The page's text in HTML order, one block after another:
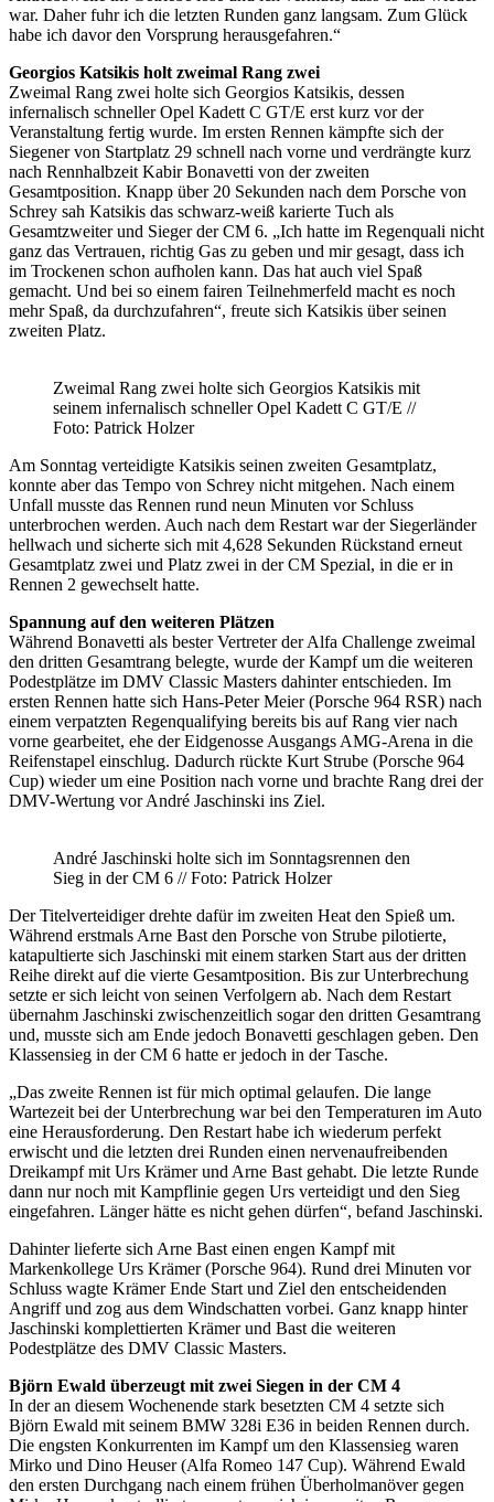
war. Daher fuhr ich die letzten Runden ganz langsam. Zum Glück
habe ich davor den Vorsprung herausgefahren.“
Georgios Katsikis holt zweimal Rang zwei
Zweimal Rang zwei holte sich Georgios Katsikis, dessen
infernalisch schneller Opel Kadett C GT/E erst kurz vor der
Veranstaltung fertig wurde. Im ersten Rennen kämpfte sich der
Siegener von Startplatz 29 schnell nach vorne und verdrängte kurz
nach Rennhalbzeit Kabir Bonavetti von der zweiten
Gesamtposition. Knapp über 20 Sekunden nach dem Porsche von
Schrey sah Katsikis das schwarz-weiß karierte Tuch als
Gesamtzweiter und Sieger der CM 6. „Ich hatte im Regenquali nicht
ganz das Vertrauen, richtig Gas zu geben und mir gesagt, dass ich
im Trockenen schon aufholen kann. Das hat auch viel Spaß
gemacht. Und bei so einem fairen Teilnehmerfeld macht es noch
mehr Spaß, da durchzufahren“, freute sich Katsikis über seinen
zweiten Platz.
Zweimal Rang zwei holte sich Georgios Katsikis mit
seinem infernalisch schneller Opel Kadett C GT/E //
Foto: Patrick Holzer
Am Sonntag verteidigte Katsikis seinen zweiten Gesamtplatz,
konnte aber das Tempo von Schrey nicht mitgehen. Nach einem
Unfall musste das Rennen rund neun Minuten vor Schluss
unterbrochen werden. Auch nach dem Restart war der Siegerländer
hellwach und sicherte sich mit 4,628 Sekunden Rückstand erneut
Gesamtplatz zwei und Platz zwei in der CM Spezial, in die er in
Rennen 2 gewechselt hatte.
Spannung auf den weiteren Plätzen
Während Bonavetti als bester Vertreter der Alfa Challenge zweimal
den dritten Gesamtrang belegte, wurde der Kampf um die weiteren
Podestplätze im DMV Classic Masters dahinter entschieden. Im
ersten Rennen hatte sich Hans-Peter Meier (Porsche 964 RSR) nach
einem verpatzten Regenqualifying bereits bis auf Rang vier nach
vorne gearbeitet, ehe der Eidgenosse Ausgangs AMG-Arena in die
Reifenstapel einschlug. Dadurch rückte Kurt Strube (Porsche 964
Cup) wieder um eine Position nach vorne und brachte Rang drei der
DMV-Wertung vor André Jaschinski ins Ziel.
André Jaschinski holte sich im Sonntagsrennen den
Sieg in der CM 6 // Foto: Patrick Holzer
Der Titelverteidiger drehte dafür im zweiten Heat den Spieß um.
Während erstmals Arne Bast den Porsche von Strube pilotierte,
katapultierte sich Jaschinski mit einem starken Start aus der dritten
Reihe direkt auf die vierte Gesamtposition. Bis zur Unterbrechung
setzte er sich leicht von seinen Verfolgern ab. Nach dem Restart
übernahm Jaschinski zwischenzeitlich sogar den dritten Gesamtrang
und, musste sich am Ende jedoch Bonavetti geschlagen geben. Den
Klassensieg in der CM 6 hatte er jedoch in der Tasche.
„Das zweite Rennen ist für mich optimal gelaufen. Die lange
Wartezeit bei der Unterbrechung war bei den Temperaturen im Auto
eine Herausforderung. Den Restart habe ich wiederum perfekt
erwischt und die letzten drei Runden einen nervenaufreibenden
Dreikampf mit Urs Krämer und Arne Bast gehabt. Die letzte Runde
dann nur noch mit Kampflinie gegen Urs verteidigt und den Sieg
eingefahren. Länger hätte es nicht gehen dürfen“, befand Jaschinski.
Dahinter lieferte sich Arne Bast einen engen Kampf mit
Markenkollege Urs Krämer (Porsche 964). Rund drei Minuten vor
Schluss wagte Krämer Ende Start und Ziel den entscheidenden
Angriff und zog aus dem Windschatten vorbei. Ganz knapp hinter
Jaschinski komplettierten Krämer und Bast die weiteren
Podestplätze des DMV Classic Masters.
Björn Ewald überzeugt mit zwei Siegen in der CM 4
In der an diesem Wochenende stark besetzten CM 4 setzte sich
Björn Ewald mit seinem BMW 328i E36 in beiden Rennen durch.
Die engsten Konkurrenten im Kampf um den Klassensieg waren
Mirko und Dino Heuser (Alfa Romeo 147 Cup). Während Ewald
den ersten Durchgang nach einem frühen Überholmanöver gegen